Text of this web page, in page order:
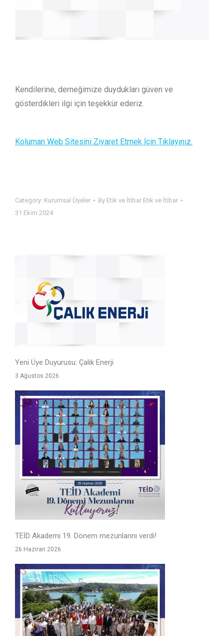
Kendilerine, derneğimize duydukları güven ve
gösterdikleri ilgi için teşekkür ederiz.
Koluman Web Sitesini Ziyaret Etmek İçin Tıklayınız.
Category: Kurumsal Üyeler By Etik ve İtibar Etik ve İtibar
31 Ekim 2024
Yeni Üye Duyurusu: Çalık Enerji
3 Ağustos 2026
TEİD Akademi 19. Dönem mezunlarını verdi!
26 Haziran 2026